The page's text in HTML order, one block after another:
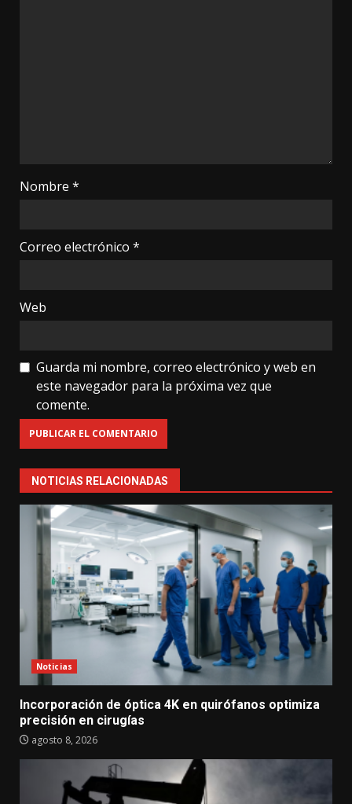
Nombre *
Correo electrónico *
Web
Guarda mi nombre, correo electrónico y web en
este navegador para la próxima vez que
comente.
NOTICIAS RELACIONADAS
Noticias
Incorporación de óptica 4K en quirófanos optimiza
precisión en cirugías
agosto 8, 2026